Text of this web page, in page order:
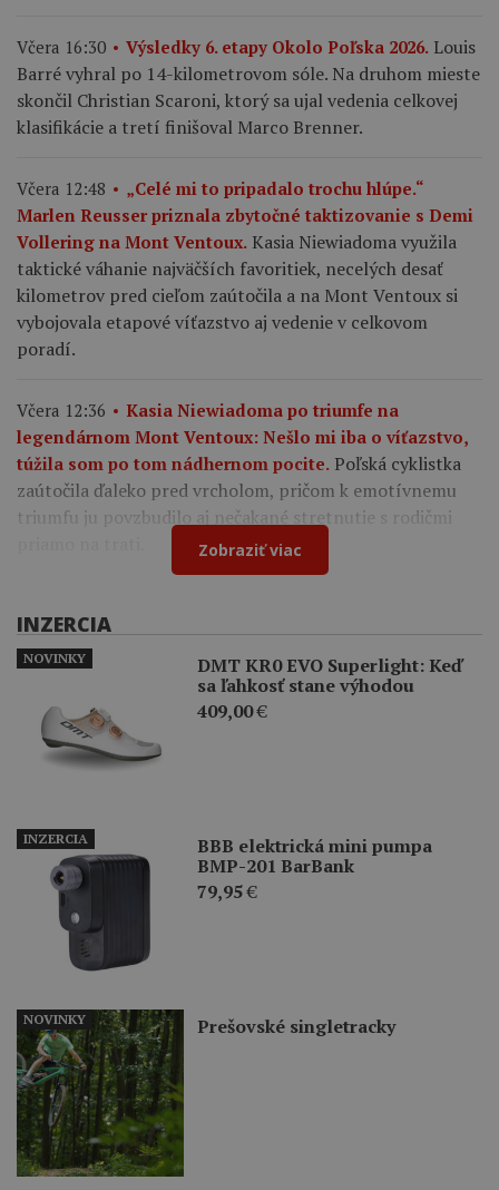
Včera 16:30 Výsledky 6. etapy Okolo Poľska 2026. Louis
Barré vyhral po 14-kilometrovom sóle. Na druhom mieste
skončil Christian Scaroni, ktorý sa ujal vedenia celkovej
klasifikácie a tretí finišoval Marco Brenner.
Včera 12:48
„Celé mi to pripadalo trochu hlúpe.“
Marlen Reusser priznala zbytočné taktizovanie s Demi
Vollering na Mont Ventoux. Kasia Niewiadoma využila
taktické váhanie najväčších favoritiek, necelých desať
kilometrov pred cieľom zaútočila a na Mont Ventoux si
vybojovala etapové víťazstvo aj vedenie v celkovom
poradí.
Včera 12:36
Kasia Niewiadoma po triumfe na
legendárnom Mont Ventoux: Nešlo mi iba o víťazstvo,
túžila som po tom nádhernom pocite. Poľská cyklistka
zaútočila ďaleko pred vrcholom, pričom k emotívnemu
triumfu ju povzbudilo aj nečakané stretnutie s rodičmi
Zobraziť viac
INZERCIA
DMT KR0 EVO Superlight: Keď
sa ľahkosť stane výhodou
409,00€
NOVINKY
BBB elektrická mini pumpa
BMP-201 BarBank
79,95€
INZERCIA
Prešovské singletracky
NOVINKY